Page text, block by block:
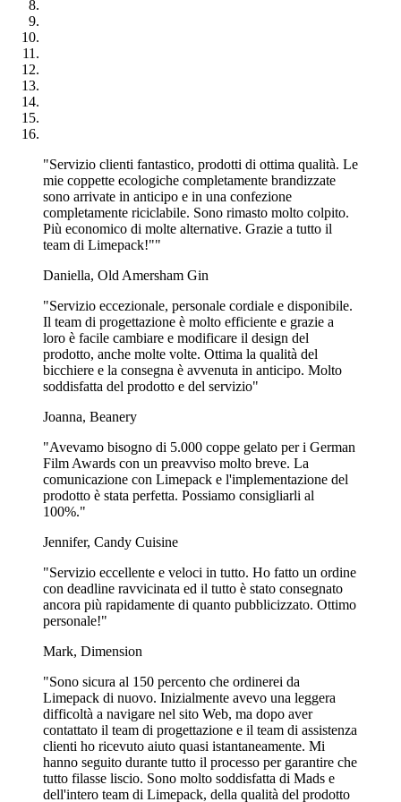
per alimenti e assicurati che rimanga tutto caldo finché il cliente non
si gusterà le tue pietanze!
Il coperchio è in generale perfetto per rendere più facile ai tuoi
clienti conservare il cibo. Se è uno spuntino, un cibo caldo o dei
noodles, il coperchio rende tutto più facile.
Ottieni un design completo con stampa sui tuoi coperchi in modo
che i tuoi clienti siano consapevoli del tuo marchio e si ricordino di
stesso logo, messaggio o qualsiasi cosa desideri sia sul coperchio
che sulla tazza.
Ottimi per il congelamento
Non solo potrai usare i
servire cibi caldi, ma anche essere congelarli in modo che possano
serviti dopo essere stati nel congelatore per un paio di giorni o mesi.
I contenitori possono essere congelati per almeno 6 mesi prima che
perdano la loro efficienza!
Produzione europea
I barattoli per alimenti personalizzati sono prodotti in Europa, il che
per il coperchio che per i barattoli e consegniamo gratuitamente in
tutta Italia. Questo ci permette anche di avere un quantitativo
minimo d'ordine di 1.000 pz. Naturalmente, saremo lieti di aiutarti a
realizzare il tuo design in modo del tutto gratuito.
CO2 sia durante il trasporto, a causa delle distanze più brevi da
produzione.
Usa più design per rappresentare le tue
diverse pietanze
A causa della produzione europea, possiamo offrire quantità di
ordine minimo di solo 1000 pezzi. Questo significa che puoi
facilmente creare più design a seconda del prodotto che vuoi
rappresentare senza dover spendere molti soldi.
La quantità bassa di ordine minimo consente inoltre di modificare il
design più volte all'anno, in modo da poterlo adattare al periodo
dell'anno o ad altri eventi.
"Servizio clienti fantastico, prodotti di ottima qualità. Le
mie coppette ecologiche completamente brandizzate
sono arrivate in anticipo e in una confezione
completamente riciclabile. Sono rimasto molto colpito.
Più economico di molte alternative. Grazie a tutto il
team di Limepack!""
Daniella, Old Amersham Gin
"Servizio eccezionale, personale cordiale e disponibile.
Il team di progettazione è molto efficiente e grazie a
loro è facile cambiare e modificare il design del
prodotto, anche molte volte. Ottima la qualità del
bicchiere e la consegna è avvenuta in anticipo. Molto
soddisfatta del prodotto e del servizio"
Joanna, Beanery
"Avevamo bisogno di 5.000 coppe gelato per i German
Film Awards con un preavviso molto breve. La
comunicazione con Limepack e l'implementazione del
prodotto è stata perfetta. Possiamo consigliarli al
100%."
Jennifer, Candy Cuisine
"Servizio eccellente e veloci in tutto. Ho fatto un ordine
con deadline ravvicinata ed il tutto è stato consegnato
ancora più rapidamente di quanto pubblicizzato. Ottimo
personale!"
Mark, Dimension
"Sono sicura al 150 percento che ordinerei da
Limepack di nuovo. Inizialmente avevo una leggera
difficoltà a navigare nel sito Web, ma dopo aver
contattato il team di progettazione e il team di assistenza
clienti ho ricevuto aiuto quasi istantaneamente. Mi
hanno seguito durante tutto il processo per garantire che
tutto filasse liscio. Sono molto soddisfatta di Mads e
dell'intero team di Limepack, della qualità del prodotto